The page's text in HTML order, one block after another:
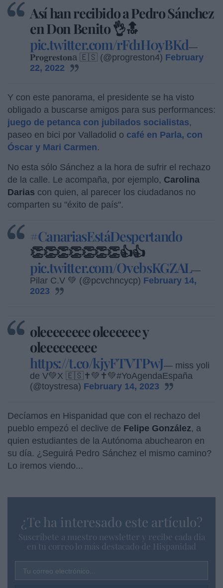
Así han recibido a Pedro Sánchez
en Don Benito 👌🔝
pic.twitter.com/rFd1H0yBKd—
𝐏𝐫𝐨𝐠𝐫𝐞𝐬𝐭𝐨𝐧a 🇪🇸 (@progreston4) February
22, 2022
Y con este panorama, el presidente se ha visto
obligado a buscarse amigos para sus performances:
juego de petanca con jubilados socialistas,
paseo en bici por Valladolid o café en Parla, con
Óscar y Mari Carmen.
No esta sólo Sánchez a la hora de sufrir el rechazo
de la calle. Le acompaña, por ejemplo, Carolina
Darias con quien, al parecer los ciudadanos no
comparten su "éxito de país".
#CanariasEstáDespertando
👏👏👏👏👏👏👏👍👍
pic.twitter.com/OvebsKGZAL—
Pilar C.V 💚 (@pcvchncycp) February 14,
2023
oleeeeeeee oleeeeee y
oleeeeeeeee
https://t.co/kjyFTVTPwJ— miss yoli
de V💚X 🇪🇸✝💚✝💚#YoAgendaEspaña
(@toystresa) February 14, 2023
Decíamos en Hispanidad que con el rechazo del
pueblo empezó el declive de Felipe González, a
quien estudiantes de la Autónoma abuchearon en
su día. ¿Seguirá Pedro Sánchez el mismo camino?
Lo iremos viendo...
¿Te ha interesado este artículo?
Suscríbete a nuestro newsletter y recibe cada dia
en tu correo lo más destacado de Hispanidad
Tu correo electrónico...